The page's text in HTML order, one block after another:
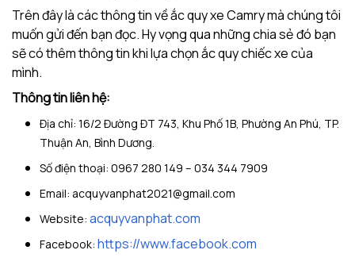
Trên đây là các thông tin về ắc quy xe Camry mà chúng tôi
muốn gửi đến bạn đọc. Hy vọng qua những chia sẻ đó bạn
sẽ có thêm thông tin khi lựa chọn ắc quy chiếc xe của
mình.
Thông tin liên hệ:
Địa chỉ: 16/2 Đường ĐT 743, Khu Phố 1B, Phường An Phú, TP.
Thuận An, Bình Dương.
Số điện thoại: 0967 280 149 – 034 344 7909
Email: acquyvanphat2021@gmail.com
Website: acquyvanphat.com
Facebook: https://www.facebook.com